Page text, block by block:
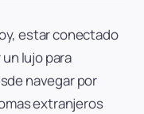
estar conectado
lujo para
navegar por
extranjeros